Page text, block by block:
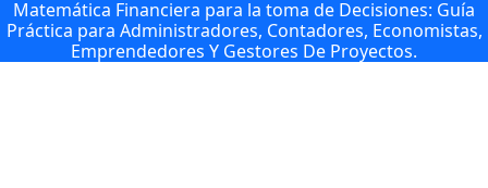
Matemática Financiera para la toma de Decisiones: Guía
Práctica para Administradores, Contadores, Economistas,
Emprendedores Y Gestores De Proyectos.